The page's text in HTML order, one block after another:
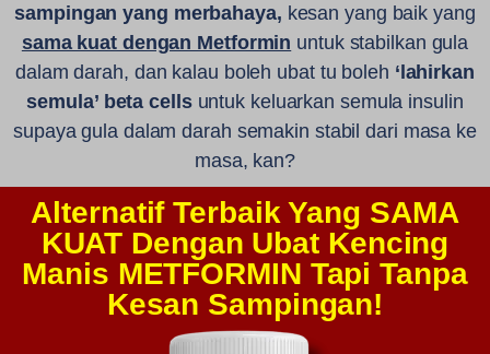
sampingan yang merbahaya, kesan yang baik yang
sama kuat dengan Metformin untuk stabilkan gula
dalam darah, dan kalau boleh ubat tu boleh ‘lahirkan
semula’ beta cellsuntuk keluarkan semula insulin
supaya gula dalam darah semakin stabil dari masa ke
masa, kan?
Alternatif Terbaik Yang SAMA
KUAT Dengan Ubat Kencing
Manis METFORMIN Tapi Tanpa
Kesan Sampingan!